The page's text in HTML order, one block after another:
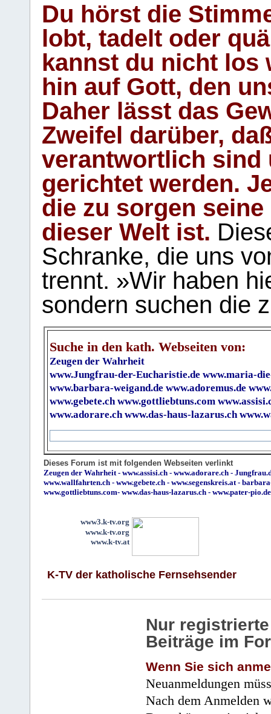
Du hörst die
lobt, tadelt oder
kannst du nicht los
hin auf Gott, den
Daher lässt das
Zweifel darüber,
verantwortlich sind
gerichtet werden.
die zu sorgen
dieser Welt ist.
Schranke, die uns
trennt. »Wir haben
sondern suchen die
Suche in den kath. Webseiten von:
Zeugen der Wahrheit
www.Jungfrau-der-Eucharistie.de www.maria-
www.barbara-weigand.de www.adoremus.de
www.gebete.ch www.gottliebtuns.com
www.adorare.ch www.das-haus-lazarus.ch
Dieses Forum ist mit folgenden Webseiten verlinkt
Zeugen der Wahrheit- www.assisi.ch - www.adorare.ch -
www.wallfahrten.ch - www.gebete.ch - www.segenskreis.at-
www.gottliebtuns.com- www.das-haus-lazarus.ch - www.pater-pio.de
www3.k-tv.org
www.k-tv.org
www.k-tv.at
K-TV der katholische Fernsehsender
Nur
Beiträge im
Wenn Sie sich
Neuanmeldungen
Nach dem Anmelden